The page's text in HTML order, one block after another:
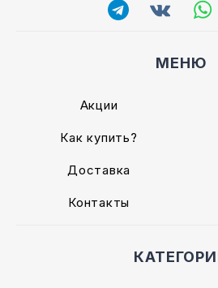
МЕНЮ
Акции
Как купить?
Доставка
Контакты